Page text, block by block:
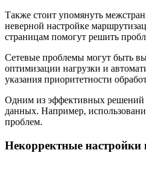
Также стоит упомянуть
неверной настройке
страницам помогут решить
Сетевые проблемы могут быть
оптимизации нагрузки и
указания приоритетности
Одним из эффективных решений
данных. Например,
проблем.
Некорректные